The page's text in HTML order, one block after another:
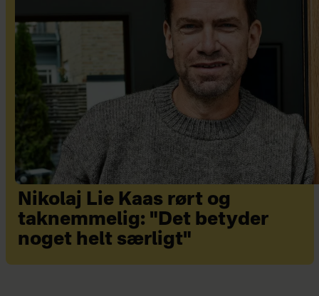
Nikolaj Lie Kaas rørt og
taknemmelig: "Det betyder
noget helt særligt"